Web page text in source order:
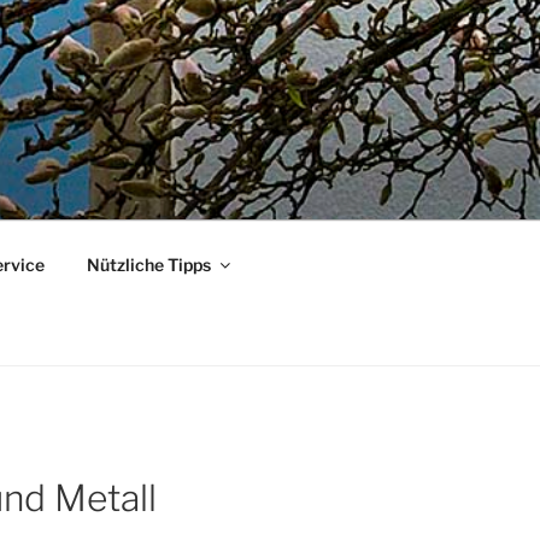
Nützliche Tipps
Metall